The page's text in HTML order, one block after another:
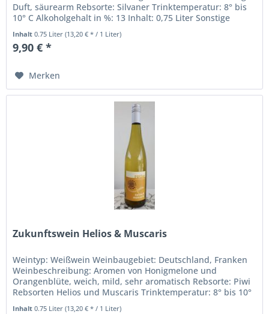
Duft, säurearm Rebsorte: Silvaner Trinktemperatur: 8° bis
10° C Alkoholgehalt in %: 13 Inhalt: 0,75 Liter Sonstige
Inhaltsstoffe:...
Inhalt0.75 Liter(13,20 € * / 1 Liter)
9,90 € *
Merken
Zukunftswein Helios & Muscaris
Weintyp: Weißwein Weinbaugebiet: Deutschland, Franken
Weinbeschreibung: Aromen von Honigmelone und
Orangenblüte, weich, mild, sehr aromatisch Rebsorte: Piwi
Rebsorten Helios und Muscaris Trinktemperatur: 8° bis 10°
C Alkoholgehalt in %:...
Inhalt0.75 Liter(13,20 € * / 1 Liter)